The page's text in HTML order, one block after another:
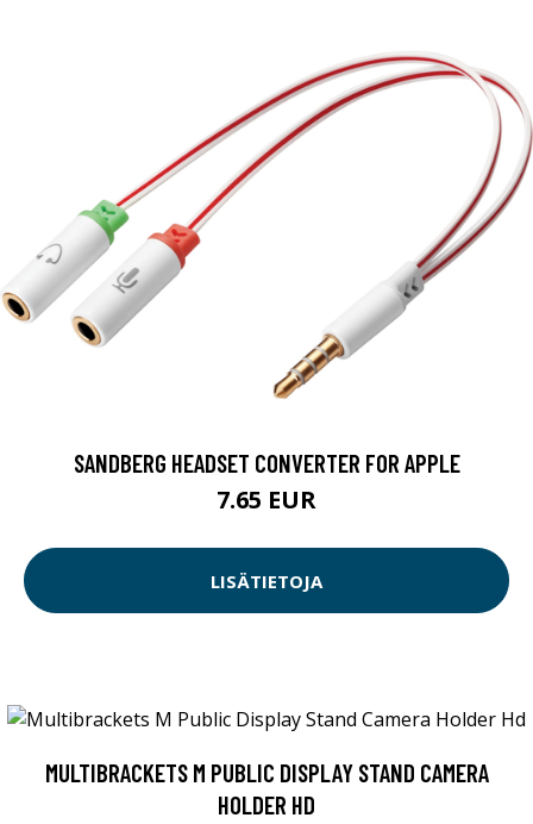
SANDBERG HEADSET CONVERTER FOR APPLE
7.65 EUR
LISÄTIETOJA
MULTIBRACKETS M PUBLIC DISPLAY STAND CAMERA
HOLDER HD